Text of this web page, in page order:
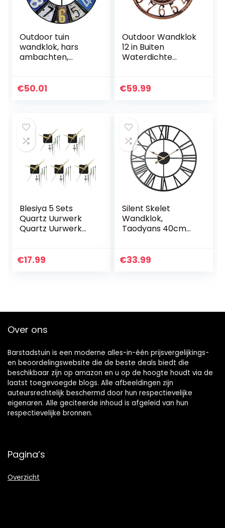
Outdoor tuin
wandklok, hars
ambachten,
quartz wandklok,
€50.01
Outdoor Wandklok
12 in Buiten
Waterdichte
Aangedreven
€59.99
Blesiya 5 Sets
Quartz Uurwerk
Quartz Uurwerk
Klok
€17.99
Silent Skelet
Wandklok,
Taodyans 40cm
tikkende Batterij
€33.99
Over ons
Barstadstuin is een moderne alles-in-één prijsvergelijkings-
en beoordelingswebsite die de beste deals biedt die
beschikbaar zijn op amazon en u op de hoogte houdt via de
laatst toegevoegde blogs. Alle afbeeldingen zijn
auteursrechtelijk beschermd door hun respectievelijke
eigenaren. Alle geciteerde inhoud is afgeleid van hun
respectievelijke bronnen.
Pagina’s
Overzicht